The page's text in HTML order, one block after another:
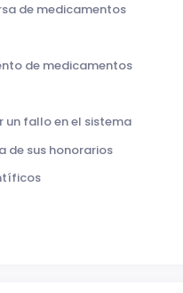
de medicamentos
de medicamentos
un fallo en el sistema
de sus honorarios